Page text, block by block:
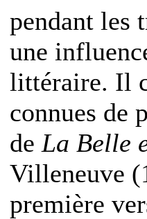
pendant les
une
littéraire. Il
connues de
de La Belle
Villeneuve
première